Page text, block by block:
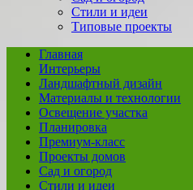
Стили и идеи
Типовые проекты
Главная
Интерьеры
Ландшафтный дизайн
Материалы и технологии
Освещение участка
Планировка
Премиум-класс
Проекты домов
Сад и огород
Стили и идеи